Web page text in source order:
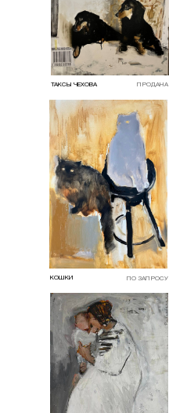
КОШКИ ПО ЗАПРОСУ
ТАКСЫ ЧЕХОВА ПРОДАНА